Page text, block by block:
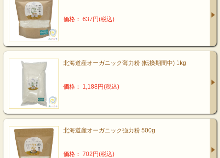
価格： 637円(税込)
北海道産オーガニック薄力粉 (転換期間中) 1kg
価格： 1,188円(税込)
北海道産オーガニック強力粉 500g
価格： 702円(税込)